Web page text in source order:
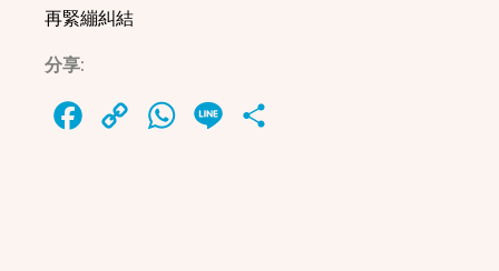
再緊繃糾結
分享:
Facebook
Copy
WhatsApp
Line